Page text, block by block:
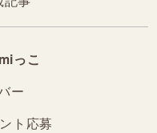
っこ
ー
ト応募